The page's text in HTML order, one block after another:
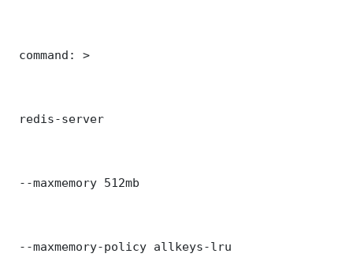
command: >
redis-server
--maxmemory 512mb
--maxmemory-policy allkeys-lru